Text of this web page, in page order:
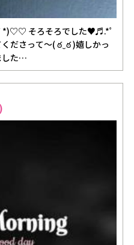
そろそろでした♥♬.*ﾟ
ださって～( ఠ‿ఠ )嬉しかっ
した…